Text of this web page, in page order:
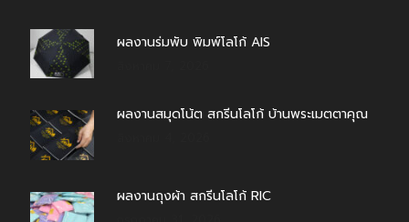
ผลงานร่มพับ พิมพ์โลโก้ AIS
ผลงานสมุดโน้ต สกรีนโลโก้ บ้านพระเมตตาคุณ
ผลงานถุงผ้า สกรีนโลโก้ RIC